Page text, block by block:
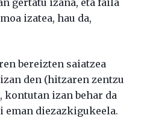
gertatu izana, eta faila
izatea, hau da,
bereizten saiatzea
den (hitzaren zentzu
kontutan izan behar da
eman diezazkigukeela.